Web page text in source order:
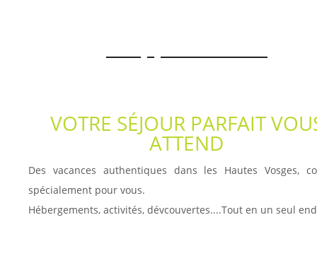
VOTRE SÉJOUR PARFAIT
ATTEND
Des vacances authentiques dans les Hautes Vosges,
spécialement pour vous.
Hébergements, activités, dévcouvertes....Tout en un seul